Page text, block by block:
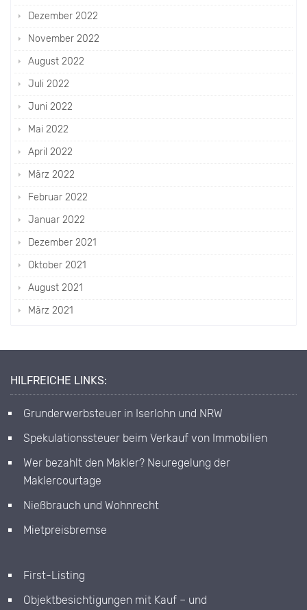
Dezember 2022
November 2022
August 2022
Juli 2022
Juni 2022
Mai 2022
April 2022
März 2022
Februar 2022
Januar 2022
Dezember 2021
Oktober 2021
August 2021
März 2021
HILFREICHE LINKS:
Grunderwerbsteuer in Iserlohn und NRW
Spekulationssteuer beim Verkauf von Immobilien
Wer bezahlt den Makler? Neuregelung der
Maklercourtage
Nießbrauch und Wohnrecht
Mietpreisbremse
First-Listing
Objektbesichtigungen mit Kauf – und